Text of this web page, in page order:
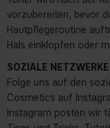
vorzubereiten, bevor
Hautpflegeroutine
Hals einklopfen oder
SOZIALE NETZWERKE
Folge uns auf den
Cosmetics auf
Instagram posten wir